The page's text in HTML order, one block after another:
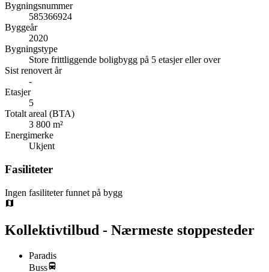
Bygningsnummer
585366924
Byggeår
2020
Bygningstype
Store frittliggende boligbygg på 5 etasjer eller over
Sist renovert år
-
Etasjer
5
Totalt areal (BTA)
3 800 m²
Energimerke
Ukjent
Fasiliteter
Ingen fasiliteter funnet på bygg
Kollektivtilbud - Nærmeste stoppesteder
Paradis
Buss